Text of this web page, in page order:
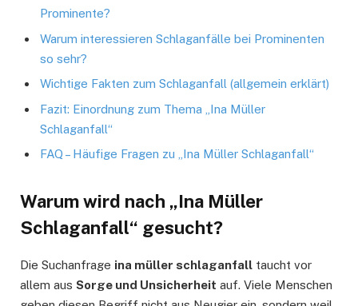
Prominente?
Warum interessieren Schlaganfälle bei Prominenten
so sehr?
Wichtige Fakten zum Schlaganfall (allgemein erklärt)
Fazit: Einordnung zum Thema „Ina Müller
Schlaganfall“
FAQ – Häufige Fragen zu „Ina Müller Schlaganfall“
Warum wird nach „Ina Müller
Schlaganfall“ gesucht?
Die Suchanfrage ina müller schlaganfall taucht vor
allem aus Sorge und Unsicherheit auf. Viele Menschen